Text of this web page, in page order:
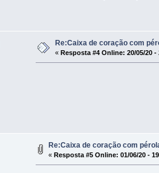
Re:Caixa de coração com
«Resposta #4 Online: 20/05/20 -
Re:Caixa de coração com
« Resposta #5 Online: 01/06/20 -